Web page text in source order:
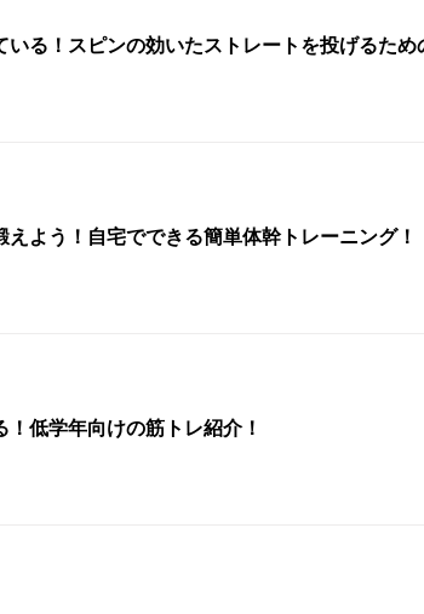
いる！スピンの効いたストレートを投げるため
えよう！自宅でできる簡単体幹トレーニング！
！低学年向けの筋トレ紹介！